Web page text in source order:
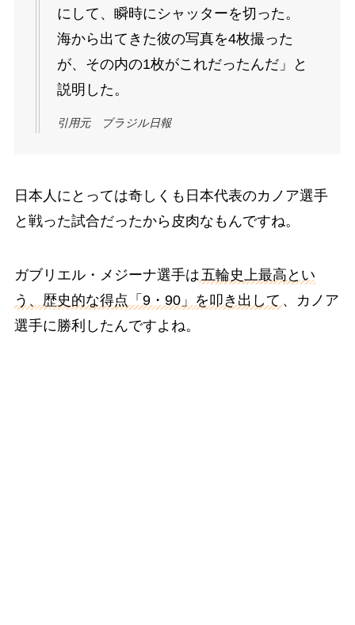
にして、瞬時にシャッターを切った。
海から出てきた彼の写真を4枚撮った
が、その内の1枚がこれだったんだ」と
説明した。
引用元 ブラジル日報
日本人にとっては奇しくも日本代表のカノア選手
と戦った試合だったから皮肉なもんですね。
ガブリエル・メジーナ選手は 五輪史上最高とい
う、歴史的な得点「9・90」を叩き出して 、カノア
選手に勝利したんですよね。